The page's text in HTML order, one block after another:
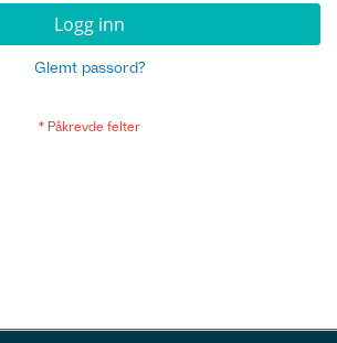
Logg inn
Glemt passord?